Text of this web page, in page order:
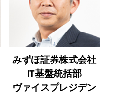
みずほ証券株式会社
IT基盤統括部
ヴァイスプレジデン